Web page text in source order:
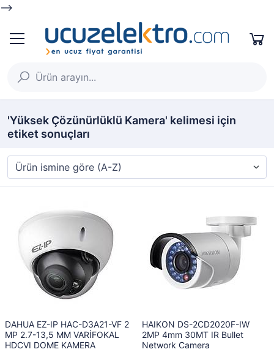
-->
'Yüksek Çözünürlüklü Kamera' kelimesi için
etiket sonuçları
DAHUA EZ-IP HAC-D3A21-VF 2
MP 2.7-13,5 MM VARİFOKAL
HDCVI DOME KAMERA
HAIKON DS-2CD2020F-IW
2MP 4mm 30MT IR Bullet
Network Camera